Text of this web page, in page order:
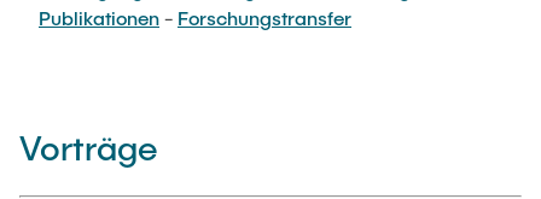
Abgeschlossene studentische Arbeiten
Verkehrs- und Logistikknoten
Buchtipps
Publikationen - Forschungstransfer
Vorträge